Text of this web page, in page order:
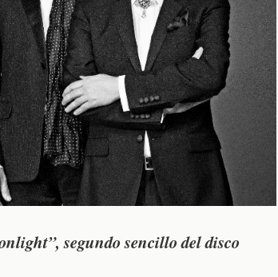
segundo sencillo del disco